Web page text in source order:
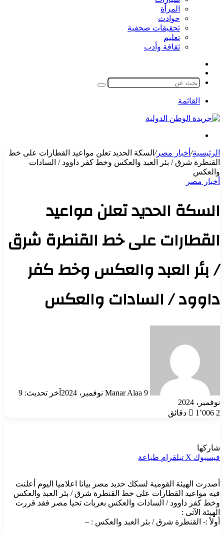
المرأة
حوادث
تحقيقات صحفية
تعليم
ثقافة وأدب
المظلم
بحث
القائمة
الرئيسية/ أخبار مصر/ السكة الحديد تعلن مواعيد القطارات على خط
القنطرة شرق / بئر العبد والعكس وخط كفر داوود / السادات
والعكس
أخبار مصر
السكة الحديد تعلن مواعيد
القطارات على خط القنطرة شرق
/ بئر العبد والعكس وخط كفر
داوود / السادات والعكس
Manar Alaa 9 نوفمبر، 2024
آخر تحديث: 9
نوفمبر، 2024
1٬006 2 دقائق
شاركها
فيسبوك ‫X تيلقرام طباعة
أصدرت الهيئة القومية لسكك حديد مصر بيانا اعلاميا اليوم أعلنت
فيه مواعيد القطارات على خط القنطرة شرق / بئر العبد والعكس
وخط كفر داوود / السادات والعكس بعربات تحيا مصر فقد قررت
الهيئة الآتى :
أولاً :- القنطرة شرق / بئر العبد والعكس : –